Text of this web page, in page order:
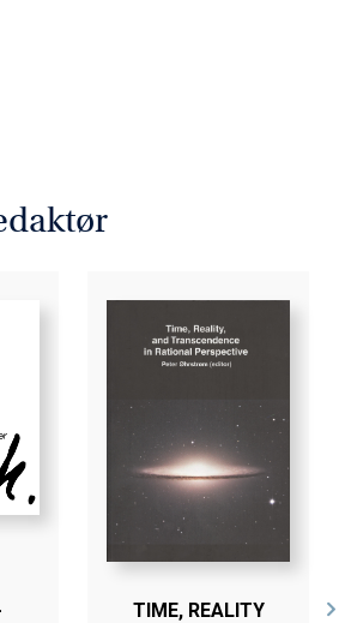
derfor, at både kolleger fra
er og læsere uden et særligt
it-etik vil få glæde af de forskel-
antologien er tænkt som grundbog
ambition er, at bogens artikler vil
it-etik her i landet.
omkring tre hovedemner.
kunstig intelligens og især de
det lægger på arbejdslivet samt
B- hold. Det andet hovedemne om
udgangspunkt i bl.a. det Etiske
at afklare adgangen til journalerne
sundhedswebsites i det
TIME, REALITY